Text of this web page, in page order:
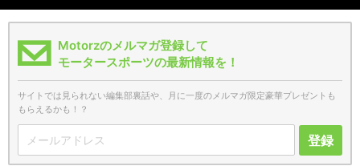
Motorzのメルマガ登録して
モータースポーツの最新情報を！
サイトでは見られない編集部裏話や、月に一度のメルマガ限定豪華プレゼントも
もらえるかも！？
登録